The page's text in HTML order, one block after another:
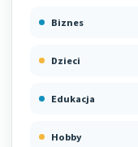
Biznes
Dzieci
Edukacja
Hobby